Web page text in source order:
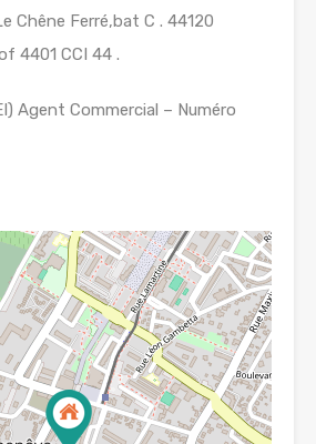
Chêne Ferré,bat C . 44120
4401 CCI 44 .
Agent Commercial – Numéro